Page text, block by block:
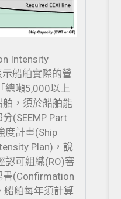
Intensity
船舶實際的營
總噸5,000以上
舶，須於船舶能
(SEEMP Part
度計畫(Ship
Plan)，說
認可組織(RO)審
書(Confirmation
船舶每年須計算